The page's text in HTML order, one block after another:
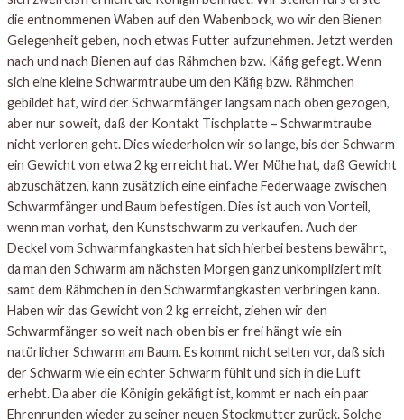
die entnommenen Waben auf den Wabenbock, wo wir den Bienen
Gelegenheit geben, noch etwas Futter aufzunehmen. Jetzt werden
nach und nach Bienen auf das Rähmchen bzw. Käfig gefegt. Wenn
sich eine kleine Schwarmtraube um den Käfig bzw. Rähmchen
gebildet hat, wird der Schwarmfänger langsam nach oben gezogen,
aber nur soweit, daß der Kontakt Tischplatte – Schwarmtraube
nicht verloren geht. Dies wiederholen wir so lange, bis der Schwarm
ein Gewicht von etwa 2 kg erreicht hat. Wer Mühe hat, daß Gewicht
abzuschätzen, kann zusätzlich eine einfache Federwaage zwischen
Schwarmfänger und Baum befestigen. Dies ist auch von Vorteil,
wenn man vorhat, den Kunstschwarm zu verkaufen. Auch der
Deckel vom Schwarmfangkasten hat sich hierbei bestens bewährt,
da man den Schwarm am nächsten Morgen ganz unkompliziert mit
samt dem Rähmchen in den Schwarmfangkasten verbringen kann.
Haben wir das Gewicht von 2 kg erreicht, ziehen wir den
Schwarmfänger so weit nach oben bis er frei hängt wie ein
natürlicher Schwarm am Baum. Es kommt nicht selten vor, daß sich
der Schwarm wie ein echter Schwarm fühlt und sich in die Luft
erhebt. Da aber die Königin gekäfigt ist, kommt er nach ein paar
Ehrenrunden wieder zu seiner neuen Stockmutter zurück. Solche